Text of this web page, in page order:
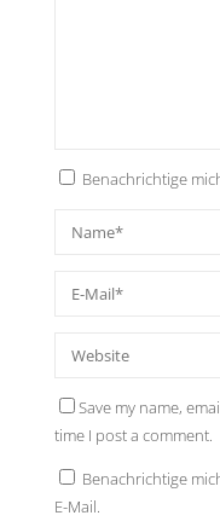
Benachrichtige
Save my name,
time I post a comment.
Benachrichtige
E-Mail.